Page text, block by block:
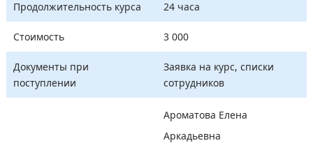
Продолжительность курса 24 часа
Стоимость 3 000
Документы при
поступлении
Заявка на курс, списки
сотрудников
Ароматова Елена
Аркадьевна